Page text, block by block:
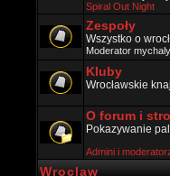
Spiral Out Night
Zespoły
Wszystko o
Moderator
Kluby
Wrocławskie
O forum i
Pokazywanie
Admini i
Wroclaw